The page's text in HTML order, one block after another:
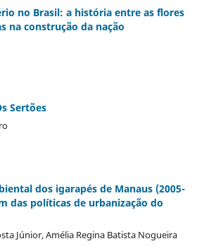
no Brasil: a história entre as flores
na construção da nação
Sertões
dos igarapés de Manaus (2005-
das políticas de urbanização do
Júnior, Amélia Regina Batista Nogueira